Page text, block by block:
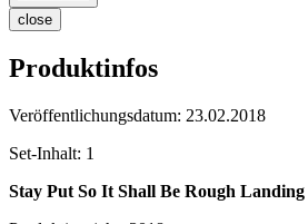
close
Produktinfos
Veröffentlichungsdatum: 23.02.2018
Set-Inhalt: 1
Stay Put So It Shall Be Rough Landing